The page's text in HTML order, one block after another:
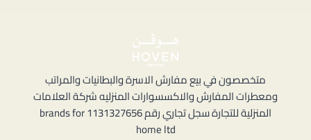
متخصصون في بيع مفارش الاسرة والبطانيات والمراتب
ومعطرات المفارش والاكسسوارات المنزليه شركة العلامات
المنزلية للتجارة سجل تجاري رقم 1131327656 brands for
home ltd